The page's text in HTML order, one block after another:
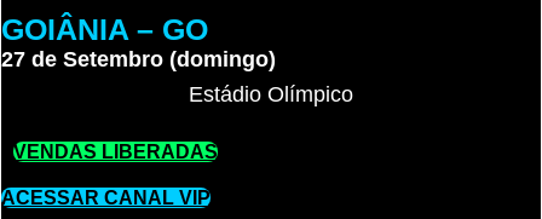
GOIÂNIA – GO
27 de Setembro (domingo)
Estádio Olímpico
VENDAS LIBERADAS
ACESSAR CANAL VIP